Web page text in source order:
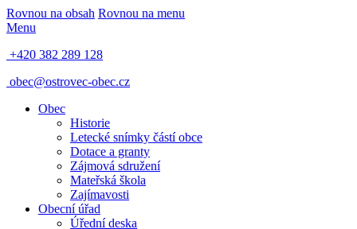
Rovnou na obsah Rovnou na menu
Menu
+420 382 289 128
obec@ostrovec-obec.cz
Obec
Historie
Letecké snímky částí obce
Dotace a granty
Zájmová sdružení
Mateřská škola
Zajímavosti
Obecní úřad
Úřední deska